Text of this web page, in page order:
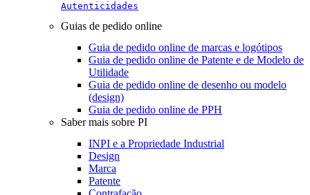
Autenticidades
Guias de pedido online
Guia de pedido online de marcas e logótipos
Guia de pedido online de Patente e de Modelo de
Utilidade
Guia de pedido online de desenho ou modelo
(design)
Guia de pedido online de PPH
Saber mais sobre PI
INPI e a Propriedade Industrial
Design
Marca
Patente